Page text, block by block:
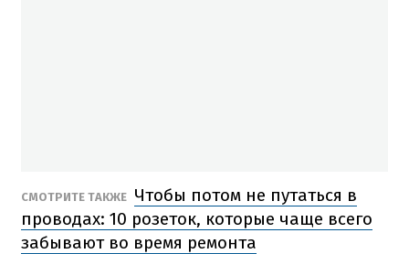
СМОТРИТЕ ТАКЖЕ Чтобы потом не путаться в
проводах: 10 розеток, которые чаще всего
забывают во время ремонта